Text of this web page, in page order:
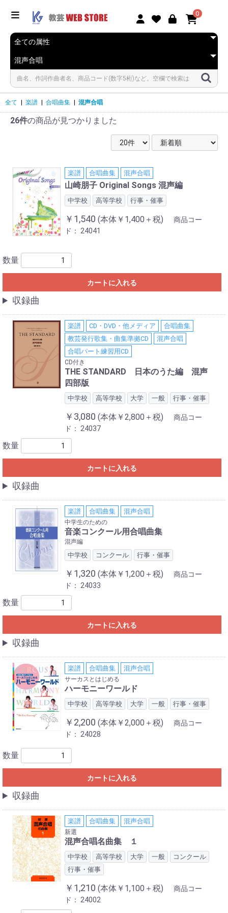
0
全て 楽譜 合唱曲集 混声合唱
26件の商品が見つかりました
楽譜 合唱曲集 混声合唱
山崎朋子 Original Songs 混声編
中学校 高等学校 行事・催事
￥1,540 (本体￥1,400＋税)
商品コー
ド： 24041
数量
カートに入れる
収録曲
楽譜 CD・DVD・他メディア
合唱曲集
教芸発行歌集・曲集準拠CD
混声合唱
合唱パート練習用CD
CD付き
THE STANDARD 日本のうた編 混声
四部版
中学校 高等学校 大学 一般 行事・催事
￥3,080 (本体￥2,800＋税)
商品コー
ド： 24037
数量
カートに入れる
収録曲
楽譜 合唱曲集 混声合唱
中学生のための
音楽コンクール用合唱曲集
混声編
中学校 コンクール 行事・催事
￥1,320 (本体￥1,200＋税)
商品コー
ド： 24033
数量
カートに入れる
収録曲
楽譜 合唱曲集 混声合唱
サーカスとはじめる
ハーモニーワールド
中学校 高等学校 大学 一般 行事・催事
￥2,200 (本体￥2,000＋税)
商品コー
ド： 24028
数量
カートに入れる
収録曲
楽譜 合唱曲集 混声合唱
新選
混声合唱名曲集 １
中学校 高等学校 大学 一般
コンクール
行事・催事
￥1,210 (本体￥1,100＋税)
商品コー
ド： 24002